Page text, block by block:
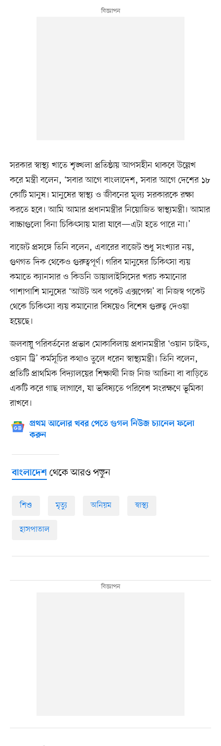
সরকার স্বাস্থ্য খাতে শৃঙ্খলা প্রতিষ্ঠায় আপসহীন থাকবে উল্লেখ
করে মন্ত্রী বলেন, ‘সবার আগে বাংলাদেশ, সবার আগে দেশের ১৮
কোটি মানুষ। মানুষের স্বাস্থ্য ও জীবনের মূল্য সরকারকে রক্ষা
করতে হবে। আমি আমার প্রধানমন্ত্রীর নিয়োজিত স্বাস্থ্যমন্ত্রী। আমার
বাচ্চাগুলো বিনা চিকিৎসায় মারা যাবে—এটা হতে পারে না।’
বাজেট প্রসঙ্গে তিনি বলেন, এবারের বাজেট শুধু সংখ্যার নয়,
গুণগত দিক থেকেও গুরুত্বপূর্ণ। গরিব মানুষের চিকিৎসা ব্যয়
কমাতে ক্যানসার ও কিডনি ডায়ালাইসিসের খরচ কমানোর
পাশাপাশি মানুষের ‘আউট অব পকেট এক্সপেন্স’ বা নিজস্ব পকেট
থেকে চিকিৎসা ব্যয় কমানোর বিষয়েও বিশেষ গুরুত্ব দেওয়া
হয়েছে।
জলবায়ু পরিবর্তনের প্রভাব মোকাবিলায় প্রধানমন্ত্রীর ‘ওয়ান চাইল্ড,
ওয়ান ট্রি’ কর্মসূচির কথাও তুলে ধরেন স্বাস্থ্যমন্ত্রী। তিনি বলেন,
প্রতিটি প্রাথমিক বিদ্যালয়ের শিক্ষার্থী নিজ নিজ আঙিনা বা বাড়িতে
একটি করে গাছ লাগাবে, যা ভবিষ্যতে পরিবেশ সংরক্ষণে ভূমিকা
রাখবে।
প্রথম আলোর খবর পেতে গুগল নিউজ চ্যানেল ফলো
করুন
বাংলাদেশথেকে আরও পড়ুন
শিশু মৃত্যু অনিয়ম স্বাস্থ্য
হাসপাতাল